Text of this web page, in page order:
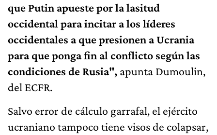
que Putin apueste por la lasitud
occidental para incitar a los líderes
occidentales a que presionen a Ucrania
para que ponga fin al conflicto según las
condiciones de Rusia", apunta Dumoulin,
del ECFR.
Salvo error de cálculo garrafal, el ejército
ucraniano tampoco tiene visos de colapsar,